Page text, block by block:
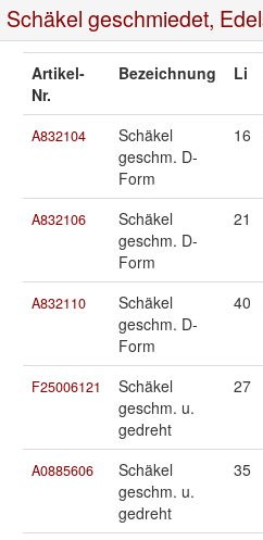
Schäkel geschmiedet,
Artikel-
Nr.
Bezeichnung Li
A832104
Schäkel
geschm. D-
Form
16
A832106
Schäkel
geschm. D-
Form
21
A832110
Schäkel
geschm. D-
Form
40
F25006121
Schäkel
geschm. u.
gedreht
27
A0885606
Schäkel
geschm. u.
gedreht
35